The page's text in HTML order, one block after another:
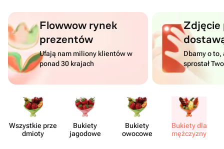
Flowwow rynek
prezentów
Ufają nam miliony klientów w
ponad 30 krajach
Dbamy o to,
sprostał
Wszystkie prze​
dmioty
Bukiety
jagodowe
Bukiety
owocowe
Bukiety dla
mężczyzny